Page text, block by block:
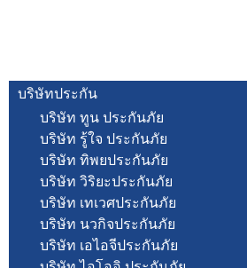
บริษัทประกัน
บริษัท ทูน ประกันภัย
บริษัท รู้ใจ ประกันภัย
บริษัท ทิพยประกันภัย
บริษัท วิริยะประกันภัย
บริษัท เทเวศประกันภัย
บริษัท นวกิจประกันภัย
บริษัท เอไอจีประกันภัย